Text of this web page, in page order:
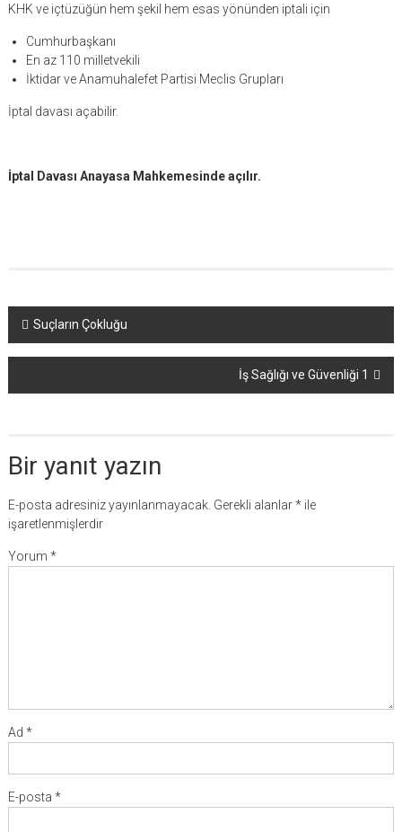
KHK ve içtüzüğün hem şekil hem esas yönünden iptali için
Cumhurbaşkanı
En az 110 milletvekili
İktidar ve Anamuhalefet Partisi Meclis Grupları
İptal davası açabilir.
İptal Davası Anayasa Mahkemesinde açılır.
Yazı
dolaşımı
Suçların Çokluğu
İş Sağlığı ve Güvenliği 1
Bir yanıt yazın
E-posta adresiniz yayınlanmayacak. Gerekli alanlar*ile
işaretlenmişlerdir
Yorum *
Ad *
E-posta *